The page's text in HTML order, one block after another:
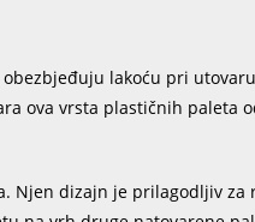
lakoću pri
ova vrsta plastičnih paleta
Njen dizajn je prilagodljiv za